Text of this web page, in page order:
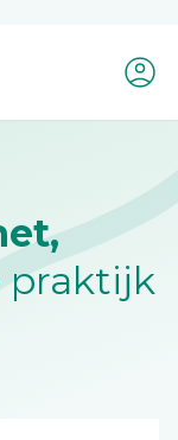
Mijn
praktijk